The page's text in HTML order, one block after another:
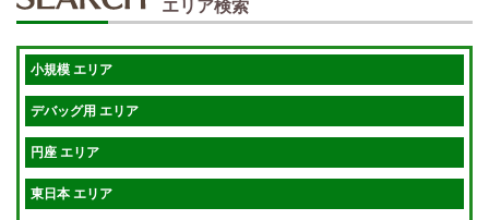
短期OK 入店祝金あり
週1～OK 健全店で安心！
宿泊相談可 保証制度完備
指名料100％バック！ 寮完備
エリア検索
小規模 エリア
デバッグ用 エリア
円座 エリア
東日本 エリア